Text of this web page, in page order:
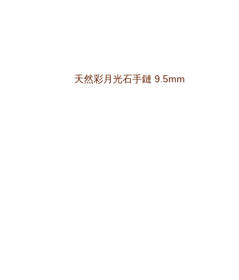
天然彩月光石手鏈 9.5mm